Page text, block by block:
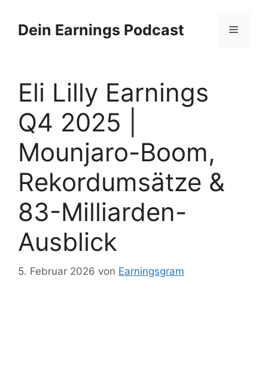
Inhalt
springen
Dein Earnings Podcast Menü
Eli Lilly Earnings
Q4 2025 |
Mounjaro-Boom,
Rekordumsätze &
83-Milliarden-
Ausblick
5. Februar 2026 von Earningsgram